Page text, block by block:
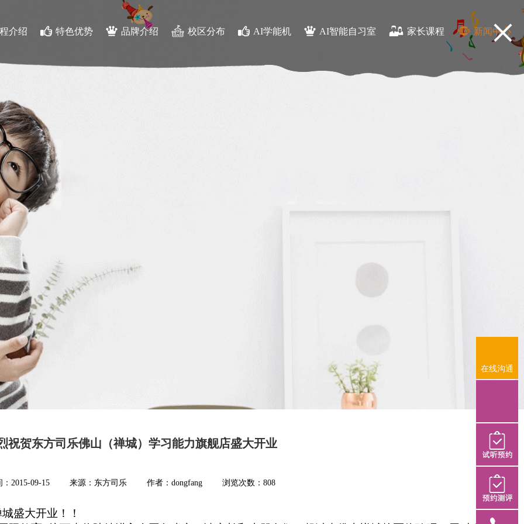
在线沟通
试听预约
介绍 特色优势 品牌介绍 校区分布 AI学能机 AI智能自习室 家长课程 新闻中心
祝贺东方司乐佛山（禅城）学习能力旗舰店盛大开业
：2015-09-15 来源：东方司乐 作者：dongfang 浏览次数： 808
盛大开业！！